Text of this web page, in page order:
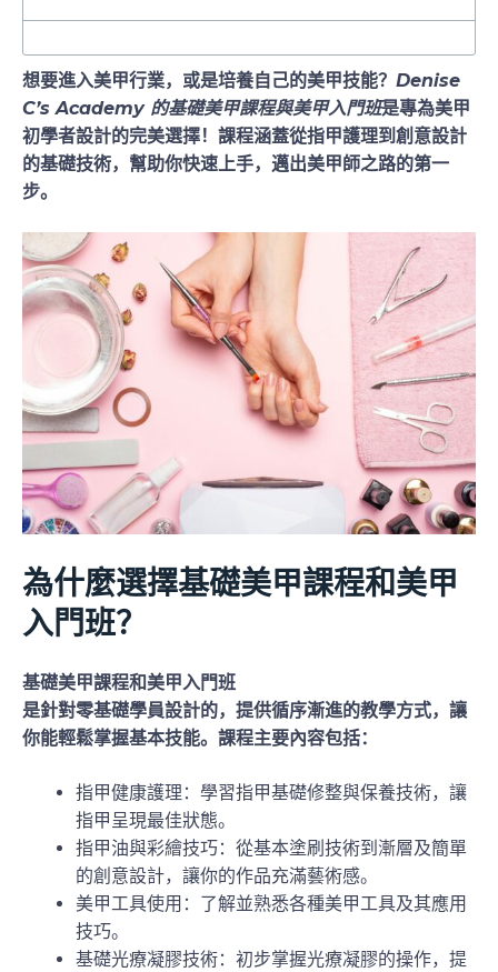
想要進入美甲行業，或是培養自己的美甲技能？ Denise
C’s Academy 的基礎美甲課程與美甲入門班是專為美甲
初學者設計的完美選擇！課程涵蓋從指甲護理到創意設計
的基礎技術，幫助你快速上手，邁出美甲師之路的第一
步。
為什麼選擇基礎美甲課程和美甲
入門班？
基礎美甲課程和美甲入門班
是針對零基礎學員設計的，提供循序漸進的教學方式，讓
你能輕鬆掌握基本技能。課程主要內容包括：
指甲健康護理：學習指甲基礎修整與保養技術，讓
指甲呈現最佳狀態。
指甲油與彩繪技巧：從基本塗刷技術到漸層及簡單
的創意設計，讓你的作品充滿藝術感。
美甲工具使用：了解並熟悉各種美甲工具及其應用
技巧。
基礎光療凝膠技術：初步掌握光療凝膠的操作，提